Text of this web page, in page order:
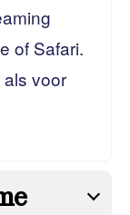
of Safari.
voor